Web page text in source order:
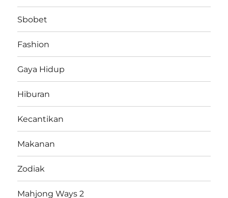
Sbobet
Fashion
Gaya Hidup
Hiburan
Kecantikan
Makanan
Zodiak
Mahjong Ways 2